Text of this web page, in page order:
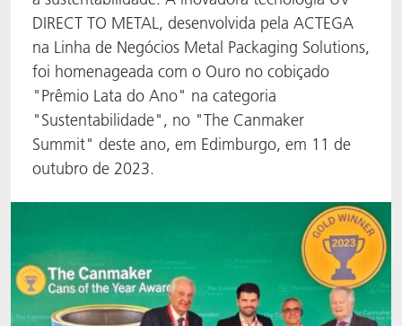
DIRECT TO METAL, desenvolvida pela ACTEGA
na Linha de Negócios Metal Packaging Solutions,
foi homenageada com o Ouro no cobiçado
"Prêmio Lata do Ano" na categoria
"Sustentabilidade", no "The Canmaker
Summit" deste ano, em Edimburgo, em 11 de
outubro de 2023.
ACTNext
BlisterKote
FoodClass
FoodSafe
PakSafe
PROVALIN
Let's ACT
FAQ
ACTEGA Rhenacoat
ACTEGA Schmid Rhyner